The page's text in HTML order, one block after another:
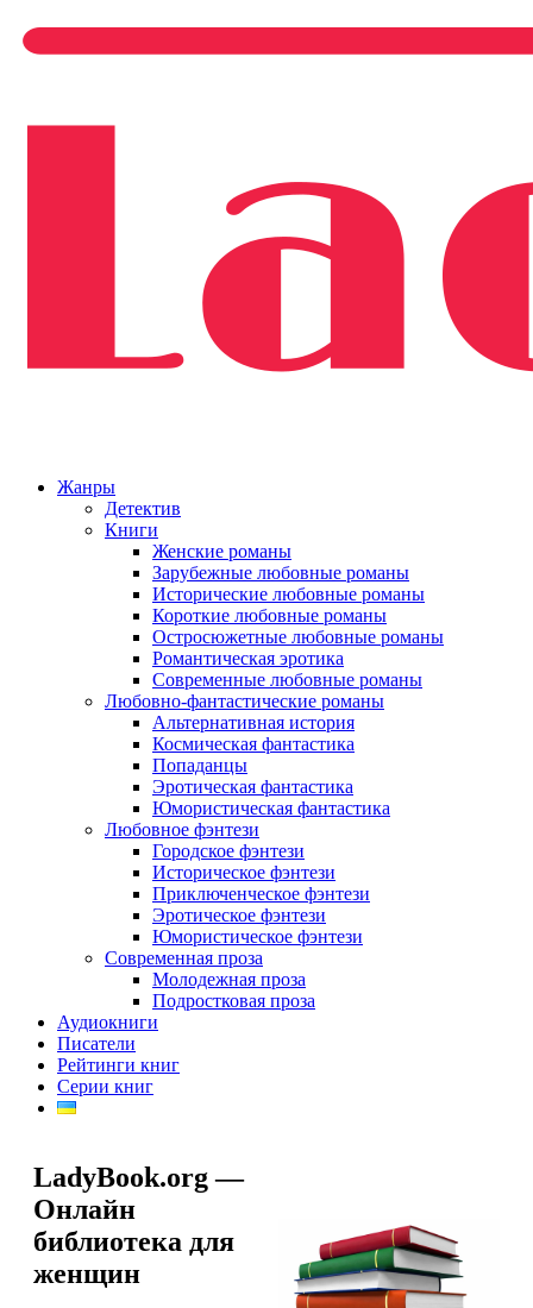
Жанры
Детектив
Книги
Женские романы
Зарубежные любовные романы
Исторические любовные романы
Короткие любовные романы
Остросюжетные любовные романы
Романтическая эротика
Современные любовные романы
Любовно-фантастические романы
Альтернативная история
Космическая фантастика
Попаданцы
Эротическая фантастика
Юмористическая фантастика
Любовное фэнтези
Городское фэнтези
Историческое фэнтези
Приключенческое фэнтези
Эротическое фэнтези
Юмористическое фэнтези
Современная проза
Молодежная проза
Подростковая проза
Аудиокниги
Писатели
Рейтинги книг
Серии книг
LadyBook.org —
Онлайн
библиотека для
женщин